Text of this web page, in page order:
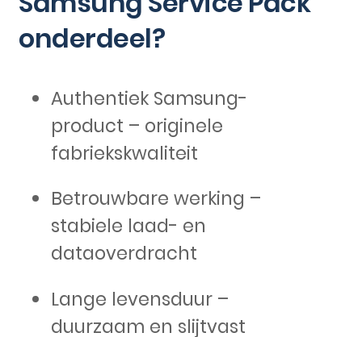
onderdeel?
Authentiek Samsung-
product – originele
fabriekskwaliteit
Betrouwbare werking –
stabiele laad- en
dataoverdracht
Lange levensduur –
duurzaam en slijtvast